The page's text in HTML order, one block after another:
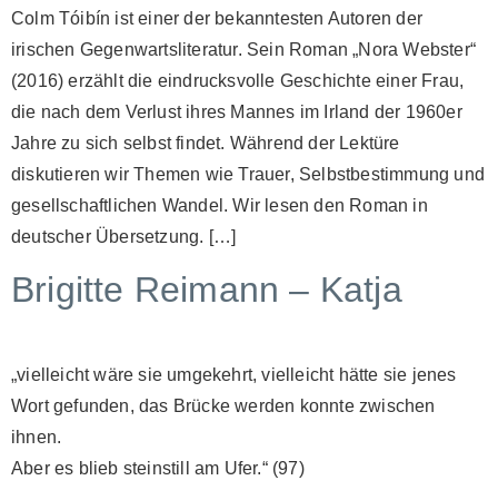
Colm Tóibín ist einer der bekanntesten Autoren der
irischen Gegenwartsliteratur. Sein Roman „Nora Webster“
(2016) erzählt die eindrucksvolle Geschichte einer Frau,
die nach dem Verlust ihres Mannes im Irland der 1960er
Jahre zu sich selbst findet. Während der Lektüre
diskutieren wir Themen wie Trauer, Selbstbestimmung und
gesellschaftlichen Wandel. Wir lesen den Roman in
deutscher Übersetzung. […]
Brigitte Reimann – Katja
„vielleicht wäre sie umgekehrt, vielleicht hätte sie jenes
Wort gefunden, das Brücke werden konnte zwischen
ihnen.
Aber es blieb steinstill am Ufer.“ (97)